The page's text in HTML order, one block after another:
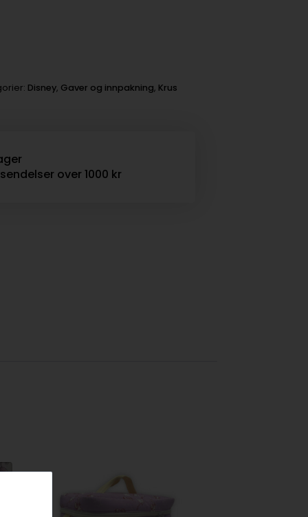
Disney, Gaver og innpakning, Krus
over 1000 kr